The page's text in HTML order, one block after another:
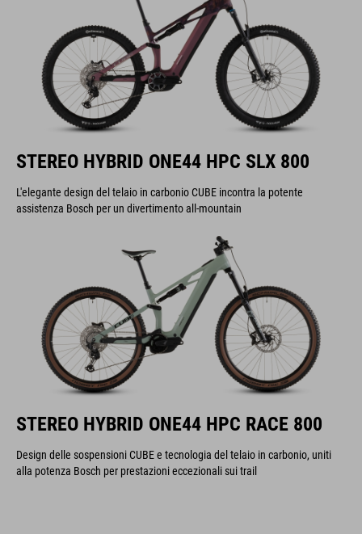
STEREO HYBRID ONE44 HPC SLX 800
L'elegante design del telaio in carbonio CUBE incontra la potente
assistenza Bosch per un divertimento all-mountain
STEREO HYBRID ONE44 HPC RACE 800
Design delle sospensioni CUBE e tecnologia del telaio in carbonio, uniti
alla potenza Bosch per prestazioni eccezionali sui trail